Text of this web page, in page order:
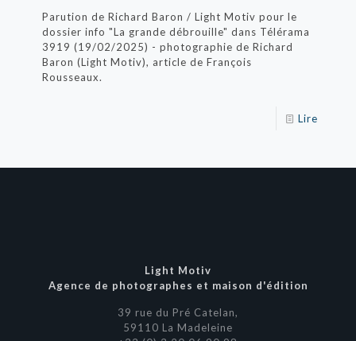
Parution de Richard Baron / Light Motiv pour le
dossier info "La grande débrouille" dans Télérama
3919 (19/02/2025) - photographie de Richard
Baron (Light Motiv), article de François
Rousseaux.
Lire
Light Motiv
Agence de photographes et maison d'édition
39 rue du Pré Catelan,
59110 La Madeleine